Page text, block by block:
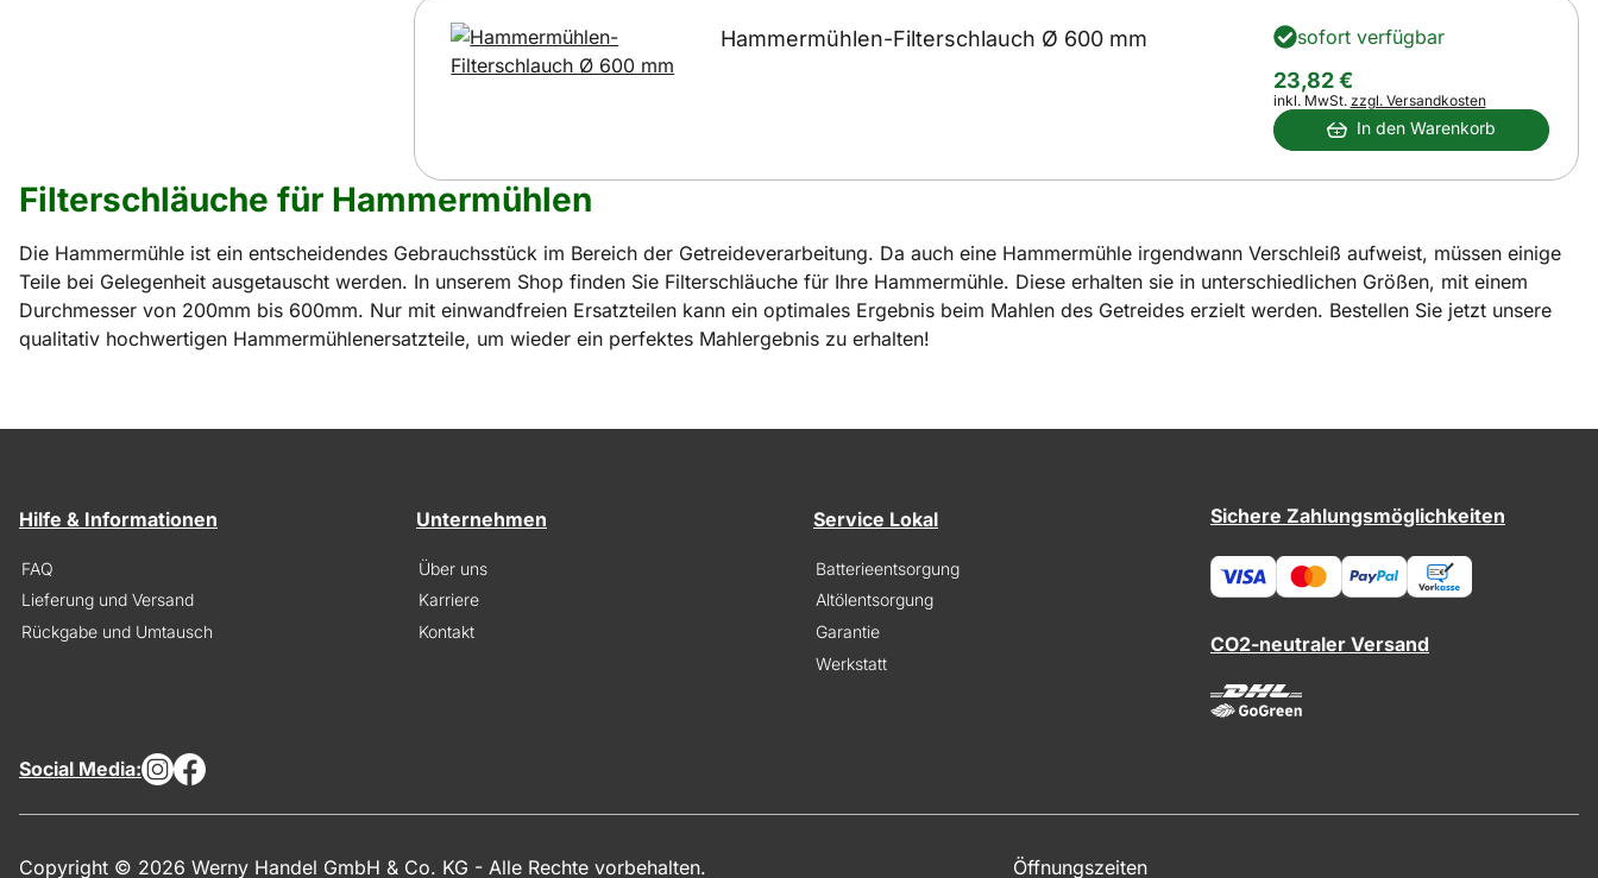
Hammermühlen-Filterschlauch Ø 600 mm sofort verfügbar
23,82€
Steuerhinweis:
inkl. MwSt. zzgl. Versandkosten
In den Warenkorb
Filterschläuche für Hammermühlen
Die Hammermühle ist ein entscheidendes Gebrauchsstück im Bereich der Getreideverarbeitung. Da auch eine Hammermühle irgendwann Verschleiß aufweist, müssen einige
Teile bei Gelegenheit ausgetauscht werden. In unserem Shop finden Sie Filterschläuche für Ihre Hammermühle. Diese erhalten sie in unterschiedlichen Größen, mit einem
Durchmesser von 200mm bis 600mm. Nur mit einwandfreien Ersatzteilen kann ein optimales Ergebnis beim Mahlen des Getreides erzielt werden. Bestellen Sie jetzt unsere
qualitativ hochwertigen Hammermühlenersatzteile, um wieder ein perfektes Mahlergebnis zu erhalten!
Hilfe & Informationen
FAQ
Lieferung und Versand
Rückgabe und Umtausch
Unternehmen
Über uns
Karriere
Kontakt
Service Lokal
Batterieentsorgung
Altölentsorgung
Garantie
Werkstatt
Sichere Zahlungsmöglichkeiten
CO2-neutraler Versand
Social Media:
Copyright © 2026 Werny Handel GmbH & Co. KG - Alle Rechte vorbehalten. Öffnungszeiten